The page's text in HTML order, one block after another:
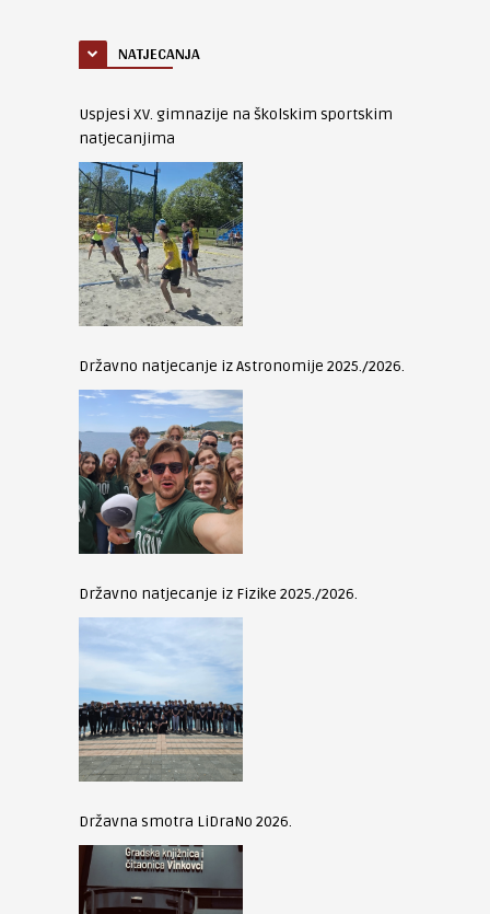
NATJECANJA
Uspjesi XV. gimnazije na školskim sportskim
natjecanjima
Državno natjecanje iz Astronomije 2025./2026.
Državno natjecanje iz Fizike 2025./2026.
Državna smotra LiDraNo 2026.